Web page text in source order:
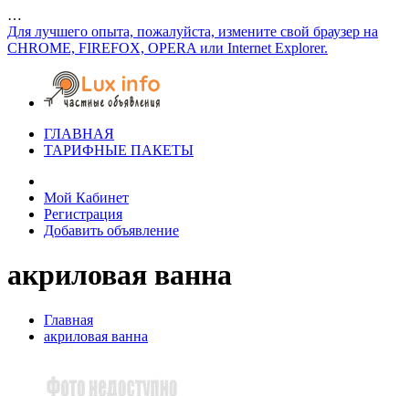
…
Для лучшего опыта, пожалуйста, измените свой браузер на
CHROME, FIREFOX, OPERA или Internet Explorer.
ГЛАВНАЯ
ТАРИФНЫЕ ПАКЕТЫ
Мой Кабинет
Регистрация
Добавить объявление
акриловая ванна
Главная
акриловая ванна